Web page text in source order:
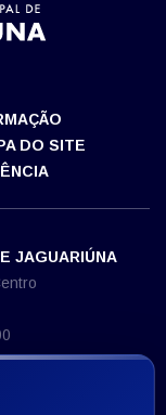
DO SITE
JAGUARIÚNA